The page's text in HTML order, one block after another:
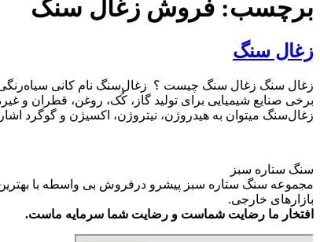
برچسب: فروش زغال سنگ
زغال سنگ
زغال سنگ زغال سنگ چیست ؟ زغال‌سنگ نام کانی سیاه‌رنگی
برخی صنایع شیمیایی برای تولید گاز، کُک، روغن، قطران و
زغال‌سنگ میتوان به هیدروژن، نیتروژن، اکسیژن و گوگرد
سنگ ستاره سبز
مجموعه سنگ ستاره سبز پیشرو درفروش بی واسطه با بهترین
بازارهای خارجی.
افتخار ما رضایت شماست و رضایت شما سرمایه ماست.